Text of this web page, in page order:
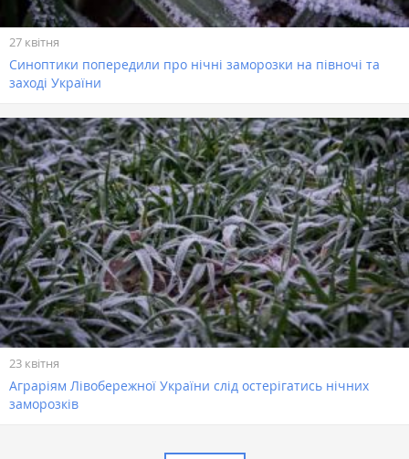
27 квітня
Синоптики попередили про нічні заморозки на півночі та
заході України
23 квітня
Аграріям Лівобережної України слід остерігатись нічних
заморозків